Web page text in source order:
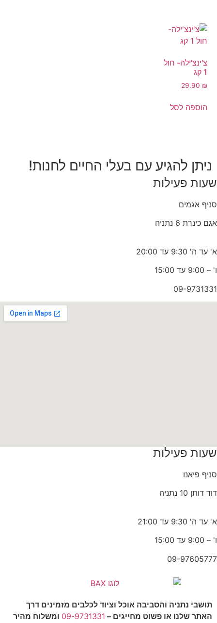
צ'ינצ'ילה- חול
1 קג
29.90 ₪
הוספה לסל
ניתן להגיע עם בעלי החיים לחנות!
שעות פעילות
סניף אגמים
אגם כינרת 6 נתניה
א' עד ה' 9:30 עד 20:00
ו' – 9:00 עד 15:00
09-9731331
שעות פעילות
סניף פיאנו
דוד דותן 10 נתניה
א' עד ה' 9:30 עד 21:00
ו' – 9:00 עד 15:00
09-97605777
תושבי נתניה והסביבה אוכל וציוד לכלבים מזמינים דרך
האתר שלנו או פשוט מחייגים – 09-9731331 ומשלוח מהיר